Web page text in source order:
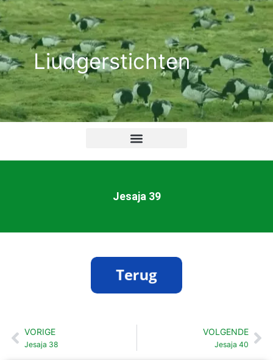
Ga
naar
de
inhoudLiudgerstichten
Jesaja 39
Vorige
VORIGE
Jesaja 38
VOLGENDE
Jesaja 40